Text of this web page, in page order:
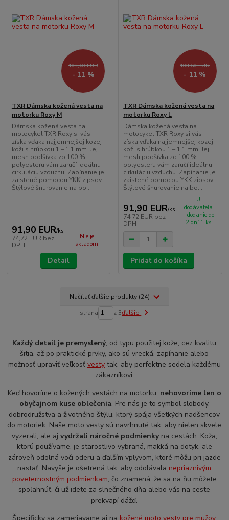
103,60 EUR
- 11 %
TXR Dámska kožená vesta na
motorku Roxy M
Dámska kožená vesta na
motocykel TXR Roxy si vás
získa vďaka najjemnejšej kozej
koži s hrúbkou 1 – 1,1 mm. Jej
mesh podšívka zo 100 %
polyesteru vám zaručí ideálnu
cirkuláciu vzduchu. Zapínanie je
zaistené pomocou YKK zipsov.
Štýlové šnurovanie na bo...
91,90 EUR/ks
74,72 EUR bez
DPH
Nie je
skladom
Detail
103,60 EUR
- 11 %
TXR Dámska kožená vesta na
motorku Roxy L
Dámska kožená vesta na
motocykel TXR Roxy si vás
získa vďaka najjemnejšej kozej
koži s hrúbkou 1 – 1,1 mm. Jej
mesh podšívka zo 100 %
polyesteru vám zaručí ideálnu
cirkuláciu vzduchu. Zapínanie je
zaistené pomocou YKK zipsov.
Štýlové šnurovanie na bo...
91,90 EUR/ks
74,72 EUR bez
DPH
U
dodávateľa
– dodanie do
2 dní 1 ks
Pridať do košíka
Načítať ďalšie produkty (24)
strana z 3ďalšie
Každý detail je premyslený, od typu použitej kože, cez kvalitu
šitia, až po praktické prvky, ako sú vrecká, zapínanie alebo
možnosť upraviť veľkosť vestytak, aby perfektne sedela každému
zákazníkovi.
Keď hovoríme o kožených vestách na motorku, nehovoríme len o
obyčajnom kuse oblečenia. Pre nás je to symbol slobody,
dobrodružstva a životného štýlu, ktorý spája všetkých nadšencov
do motoriek. Naše moto vesty sú navrhnuté tak, aby nielen skvele
vyzerali, ale aj vydržali náročné podmienkyna cestách. Koža,
ktorú používame, je starostlivo vybraná, mäkká na dotyk, ale
zároveň odolná voči oderu a ďalším vplyvom, ktoré môžu pri jazde
nastať. Navyše je ošetrená tak, aby odolávala nepriaznivým
poveternostným podmienkam, čo znamená, že sa na ňu môžete
spoľahnúť, či už idete za slnečného dňa alebo vás na ceste
prekvapí dážď.